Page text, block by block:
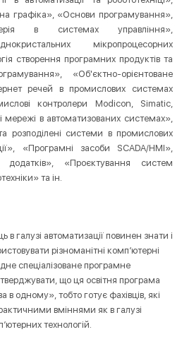
графіка», «Основи програмування»,
в системах управління»,
мікропроцесорних
створення програмних продуктів та
«Об'єктно-орієнтоване
речей в промислових системах
контролери Modicon, Simatic,
мережі в автоматизованих системах»,
розподілені системи в промислових
«Програмні засоби SCADA/HMІ»,
додатків», «Проєктування систем
та ін.
галузі автоматизації повинен знати і
різноманітні комп’ютерні
спеціалізоване програмне
що ця освітня програма
в одному», тобто готує фахівців, які
вміннями як в галузі
технологій.